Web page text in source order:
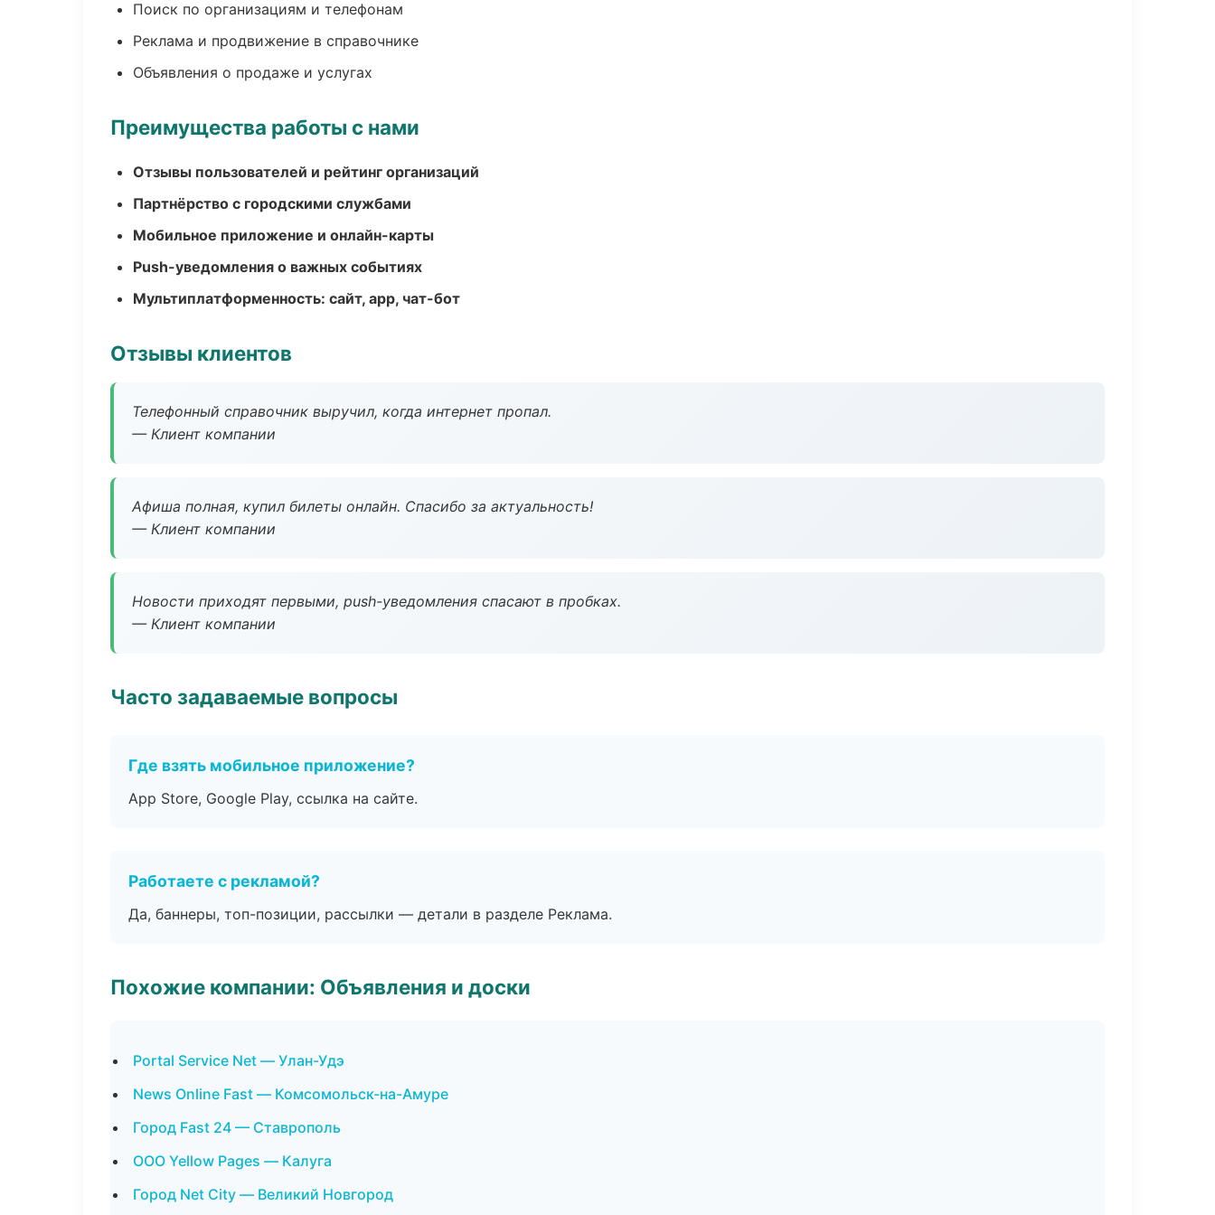
Поиск по организациям и телефонам
Реклама и продвижение в справочнике
Объявления о продаже и услугах
Преимущества работы с нами
Отзывы пользователей и рейтинг организаций
Партнёрство с городскими службами
Мобильное приложение и онлайн-карты
Push-уведомления о важных событиях
Мультиплатформенность: сайт, app, чат-бот
Отзывы клиентов
Телефонный справочник выручил, когда интернет пропал.
— Клиент компании
Афиша полная, купил билеты онлайн. Спасибо за актуальность!
— Клиент компании
Новости приходят первыми, push-уведомления спасают в пробках.
— Клиент компании
Часто задаваемые вопросы
Где взять мобильное приложение?
App Store, Google Play, ссылка на сайте.
Работаете с рекламой?
Да, баннеры, топ-позиции, рассылки — детали в разделе Реклама.
Похожие компании: Объявления и доски
Portal Service Net — Улан-Удэ
News Online Fast — Комсомольск-на-Амуре
Город Fast 24 — Ставрополь
ООО Yellow Pages — Калуга
Город Net City — Великий Новгород